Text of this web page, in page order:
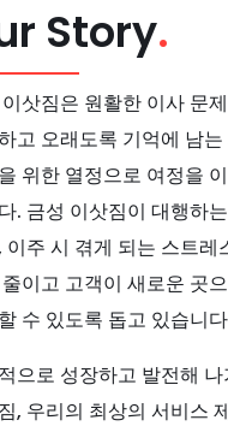
Story.
삿짐은 원활한 이사 문
고 오래도록 기억에 남는
위한 열정으로 여정을
. 금성 이삿짐이 대행하
이주 시 겪게 되는 스트레
이고 고객이 새로운 곳
수 있도록 돕고 있습니
으로 성장하고 발전해 나
, 우리의 최상의 서비스